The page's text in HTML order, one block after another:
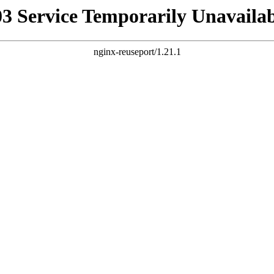
Service Temporarily
nginx-reuseport/1.21.1